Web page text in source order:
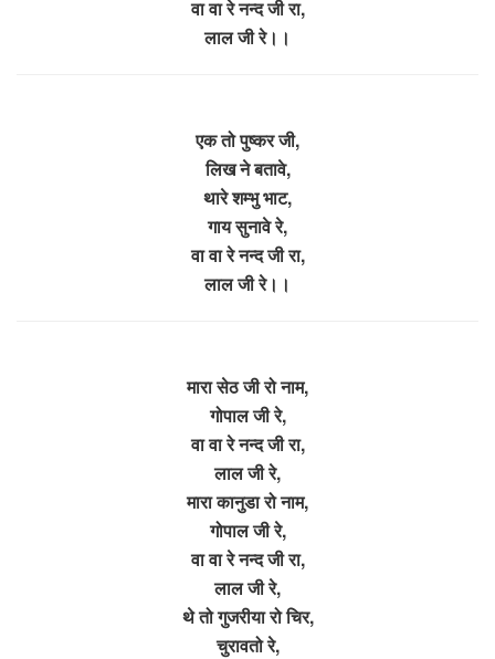
वा वा रे नन्द जी रा,
लाल जी रे।।
एक तो पुष्कर जी,
लिख ने बतावे,
थारे शम्भु भाट,
गाय सुनावे रे,
वा वा रे नन्द जी रा,
लाल जी रे।।
मारा सेठ जी रो नाम,
गोपाल जी रे,
वा वा रे नन्द जी रा,
लाल जी रे,
मारा कानुडा रो नाम,
गोपाल जी रे,
वा वा रे नन्द जी रा,
लाल जी रे,
थे तो गुजरीया रो चिर,
चुरावतो रे,